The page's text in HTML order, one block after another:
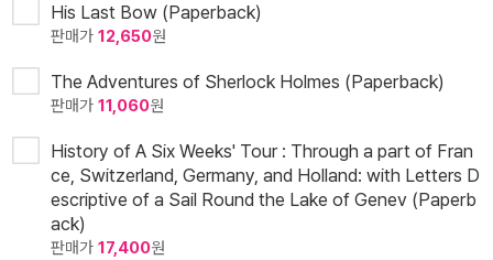
His Last Bow (Paperback)
판매가 12,650원
The Adventures of Sherlock Holmes (Paperback)
판매가 11,060원
History of A Six Weeks' Tour : Through a part of Fran
ce, Switzerland, Germany, and Holland: with Letters D
escriptive of a Sail Round the Lake of Genev (Paperb
ack)
판매가 17,400원